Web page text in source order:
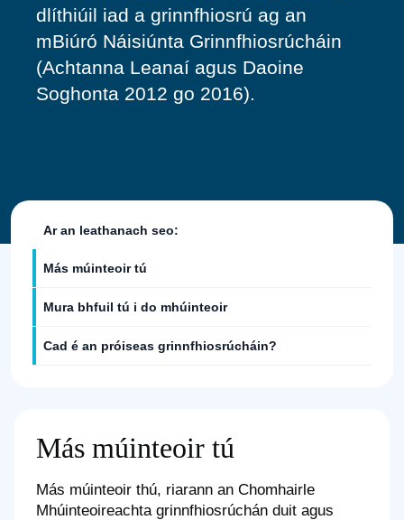
dlíthiúil iad a grinnfhiosrú ag an
mBiúró Náisiúnta Grinnfhiosrúcháin
(Achtanna Leanaí agus Daoine
Soghonta 2012 go 2016).
Ar an leathanach seo:
Más múinteoir tú
Mura bhfuil tú i do mhúinteoir
Cad é an próiseas grinnfhiosrúcháin?
Más múinteoir tú
Más múinteoir thú, riarann an Chomhairle
Mhúinteoireachta grinnfhiosrúchán duit agus